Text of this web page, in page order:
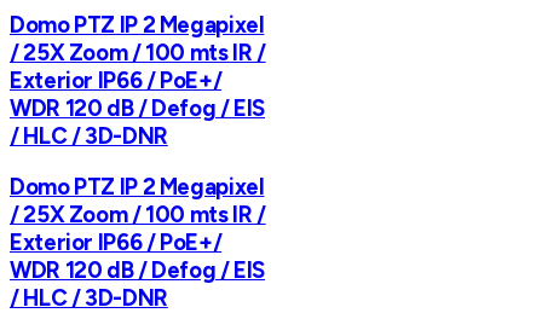
Domo PTZ IP 2 Megapixel
/ 25X Zoom / 100 mts IR /
Exterior IP66 / PoE+/
WDR 120 dB / Defog / EIS
/ HLC / 3D-DNR
Domo PTZ IP 2 Megapixel
/ 25X Zoom / 100 mts IR /
Exterior IP66 / PoE+/
WDR 120 dB / Defog / EIS
/ HLC / 3D-DNR